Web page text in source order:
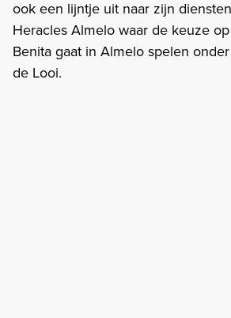
ook een lijntje uit naar zijn
Heracles Almelo waar de keuze
Benita gaat in Almelo spelen
de Looi.